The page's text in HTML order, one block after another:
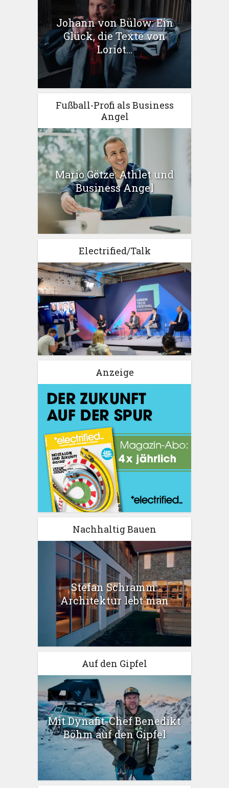
Johann von Bülow: Ein
Glück, die Texte von
Loriot...
Fußball-Profi als Business
Angel
Mario Götze: Athlet und
Business Angel
Electrified/Talk
Anzeige
Nachhaltig Bauen
Stefan Schramm:
Architektur lebt man
Auf den Gipfel
Mit Dynafit-Chef Benedikt
Böhm auf den Gipfel